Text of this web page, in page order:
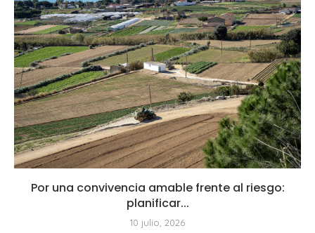
Por una convivencia amable frente al riesgo:
planificar...
10 julio, 2026